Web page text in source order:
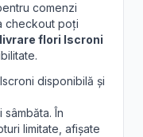
comenzi
checkout poți
livrare flori Iscroni
disponibilă și
În
limitate, afișate